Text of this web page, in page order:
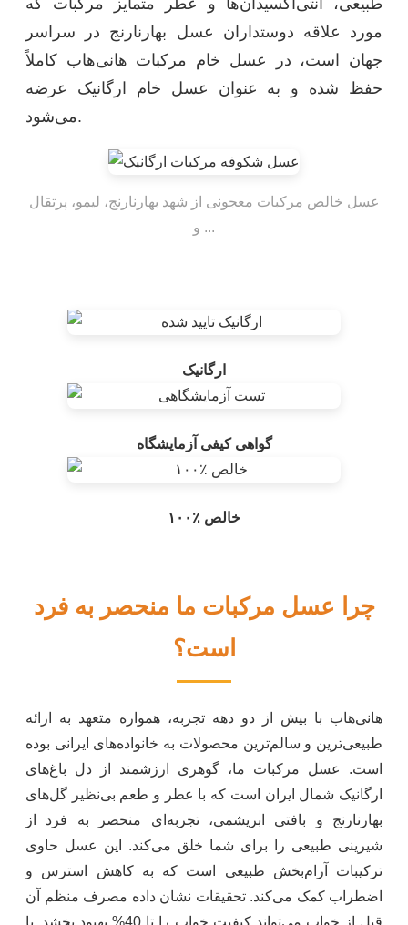
طبیعی، آنتی‌اکسیدان‌ها و عطر متمایز مرکبات که
مورد علاقه دوستداران عسل بهارنارنج در سراسر
جهان است، در عسل خام مرکبات هانی‌هاب کاملاً
حفظ شده‌ و به عنوان عسل خام ارگانیک عرضه
می‌شود.
عسل خالص مرکبات معجونی از شهد بهارنارنج، لیمو، پرتقال
و ...
ارگانیک
گواهی کیفی آزمایشگاه
۱۰۰٪ خالص
چرا عسل مرکبات ما منحصر به فرد
است؟
هانی‌هاب با بیش از دو دهه تجربه، همواره متعهد به ارائه
طبیعی‌ترین و سالم‌ترین محصولات به خانواده‌های ایرانی بوده
است. عسل مرکبات ما، گوهری ارزشمند از دل باغ‌های
ارگانیک شمال ایران است که با عطر و طعم بی‌نظیر گل‌های
بهارنارنج و بافتی ابریشمی، تجربه‌ای منحصر به فرد از
شیرینی طبیعی را برای شما خلق می‌کند. این عسل حاوی
ترکیبات آرام‌بخش طبیعی است که به کاهش استرس و
اضطراب کمک می‌کند. تحقیقات نشان داده مصرف منظم آن